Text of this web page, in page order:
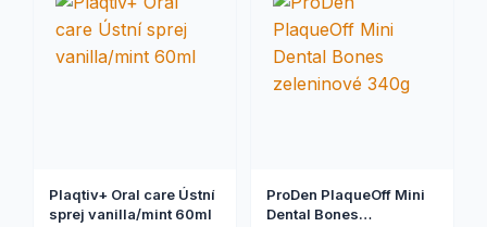
Plaqtiv+ Oral care Ústní
sprej vanilla/mint 60ml
ProDen PlaqueOff Mini
Dental Bones